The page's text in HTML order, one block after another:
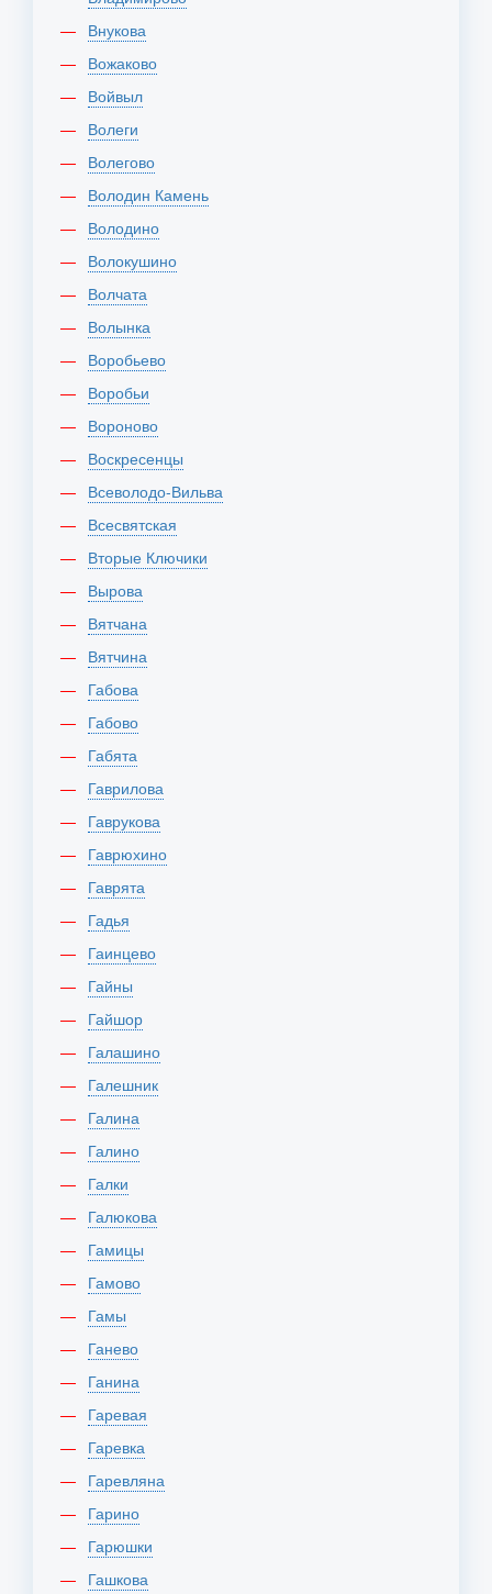
Внукова
Вожаково
Войвыл
Волеги
Волегово
Володин Камень
Володино
Волокушино
Волчата
Волынка
Воробьево
Воробьи
Вороново
Воскресенцы
Всеволодо-Вильва
Всесвятская
Вторые Ключики
Вырова
Вятчана
Вятчина
Габова
Габово
Габята
Гаврилова
Гаврукова
Гаврюхино
Гаврята
Гадья
Гаинцево
Гайны
Гайшор
Галашино
Галешник
Галина
Галино
Галки
Галюкова
Гамицы
Гамово
Гамы
Ганево
Ганина
Гаревая
Гаревка
Гаревляна
Гарино
Гарюшки
Гашкова